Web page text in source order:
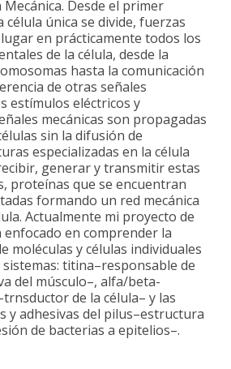
Desde el primer
única se divide, fuerzas
en prácticamente todos los
de la célula, desde la
hasta la comunicación
de otras señales
estímulos eléctricos y
mecánicas son propagadas
sin la difusión de
especializadas en la célula
generar y transmitir estas
proteínas que se encuentran
formando un red mecánica
Actualmente mi proyecto de
en comprender la
moléculas y células individuales
titina–responsable de
del músculo–, alfa/beta-
de la célula– y las
y adhesivas del pilus–estructura
de bacterias a epitelios–.